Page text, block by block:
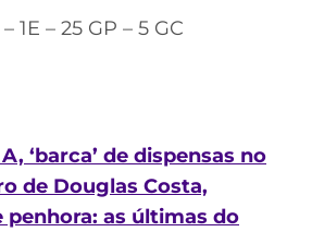
1E – 25 GP – 5 GC
‘barca’ de dispensas no
de Douglas Costa,
penhora: as últimas do